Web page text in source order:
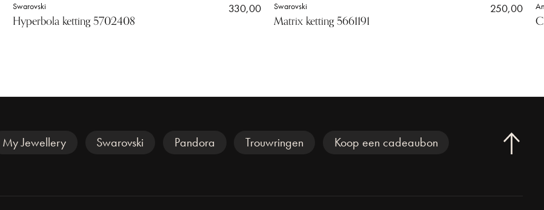
Swarovski
Hyperbola ketting 5702408
330,00 Swarovski
Matrix ketting 5661191
250,00
My Jewellery Swarovski Pandora Trouwringen Koop een cadeaubon